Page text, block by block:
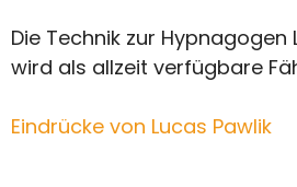
Die Technik zur
wird als allzeit verfügbare
Eindrücke von Lucas Pawlik